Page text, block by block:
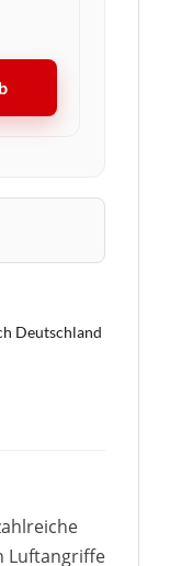
Deutschland
Luftangriffe